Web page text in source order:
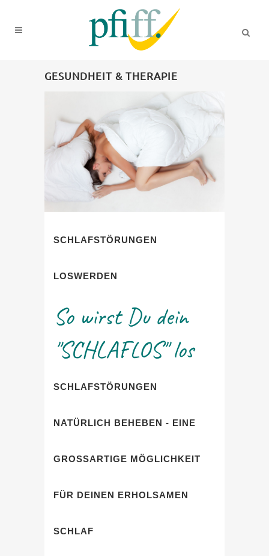
GESUNDHEIT & THERAPIE
SCHLAFSTÖRUNGEN
LOSWERDEN
So wirst Du dein
"SCHLAFLOS" los
SCHLAFSTÖRUNGEN
NATÜRLICH BEHEBEN - EINE
GROSSARTIGE MÖGLICHKEIT F
ÜR DEINEN ERHOLSAMEN S
CHLAF